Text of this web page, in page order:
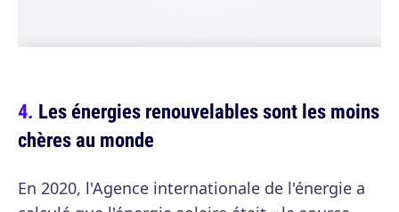
Les énergies renouvelables sont les moins
chères au monde
En 2020, l'Agence internationale de l'énergie a